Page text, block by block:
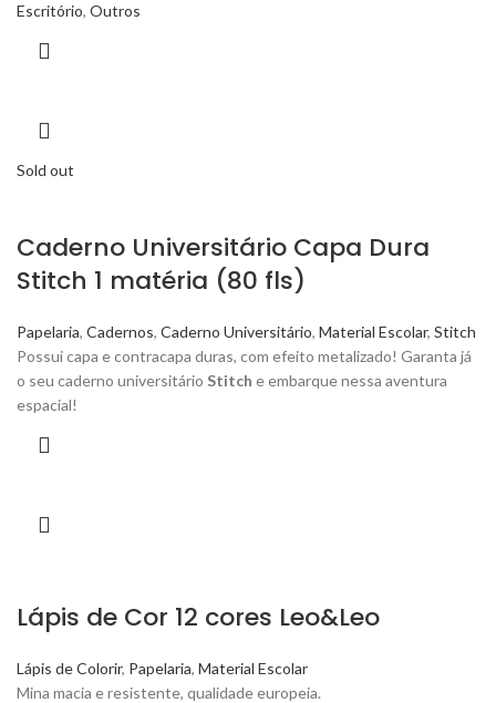
Escritório, Outros
Sold out
Caderno Universitário Capa Dura
Stitch 1 matéria (80 fls)
Papelaria, Cadernos, Caderno Universitário, Material Escolar, Stitch
Possui capa e contracapa duras, com efeito metalizado! Garanta já
o seu caderno universitário Stitch e embarque nessa aventura
espacial!
Lápis de Cor 12 cores Leo&Leo
Lápis de Colorir, Papelaria, Material Escolar
Mina macia e resistente, qualidade europeia.